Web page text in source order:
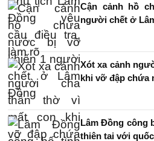
Cận cảnh hồ
người chết ở
Xót xa cảnh
khi vỡ đập chứa
Lâm Đồng công
thiên tai với